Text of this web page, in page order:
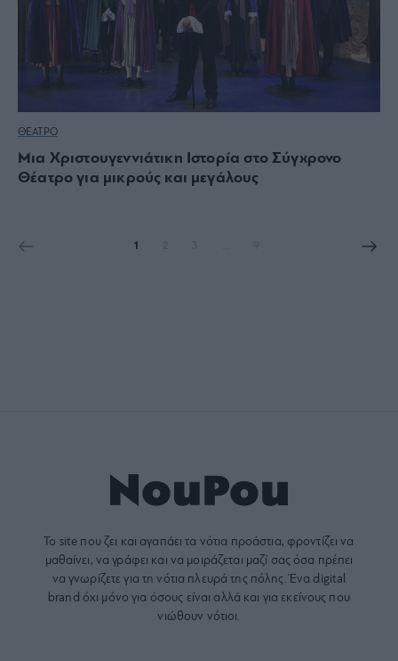
ΘΕΑΤΡΟ
Μια Χριστουγεννιάτικη Ιστορία στο Σύγχρονο
Θέατρο για μικρούς και μεγάλους
1
Το site που ζει και αγαπάει τα νότια προάστια, φροντίζει να
μαθαίνει, να γράφει και να μοιράζεται μαζί σας όσα πρέπει
να γνωρίζετε για τη νότια πλευρά της πόλης. Ένα digital
brand όχι μόνο για όσους είναι αλλά και για εκείνους που
νιώθουν νότιοι.